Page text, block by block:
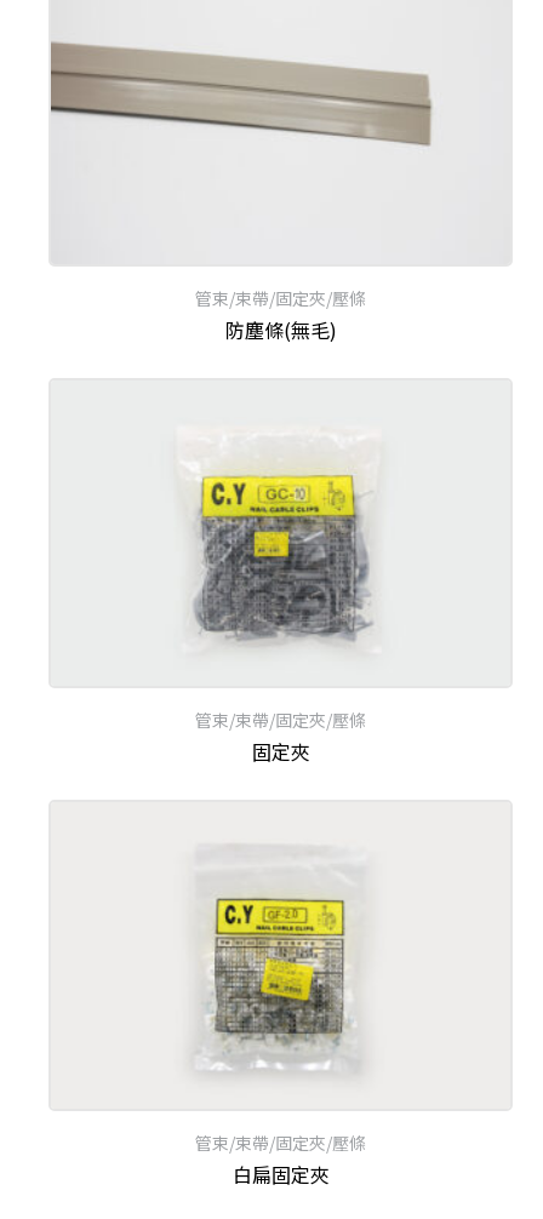
管束/束帶/固定夾/壓條
防塵條(無毛)
管束/束帶/固定夾/壓條
固定夾
管束/束帶/固定夾/壓條
白扁固定夾